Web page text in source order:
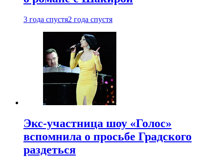
3 года спустя2 года спустя
Экс-участница шоу «Голос»
вспомнила о просьбе Градского
раздеться